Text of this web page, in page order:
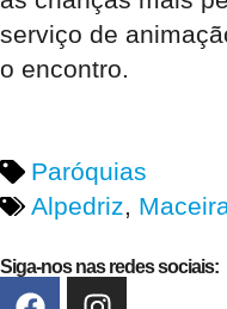
serviço de
o encontro.
Paróquias
Alpedriz,
Siga-nos nas redes sociais: